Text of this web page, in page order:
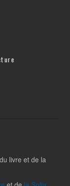
livre et de la